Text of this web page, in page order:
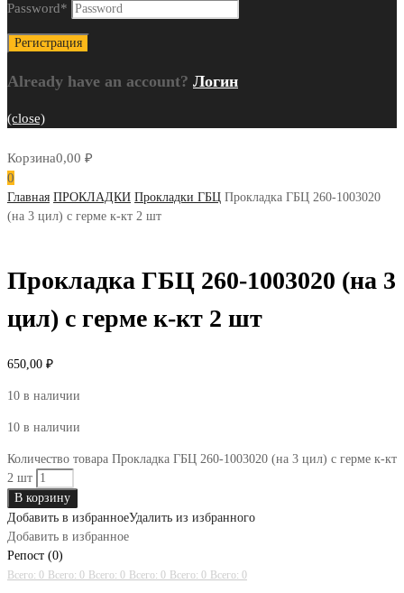
Password*
Already have an account? Логин
(close)
Корзина0,00 ₽
0
Главная ПРОКЛАДКИ Прокладки ГБЦ Прокладка ГБЦ 260-1003020
(на 3 цил) с герме к-кт 2 шт
Прокладка ГБЦ 260-1003020 (на 3
цил) с герме к-кт 2 шт
650,00 ₽
10 в наличии
10 в наличии
Количество товара Прокладка ГБЦ 260-1003020 (на 3 цил) с герме к-кт
2 шт
В корзину
Добавить в избранноеУдалить из избранного
Добавить в избранное
Репост (0)
Всего: 0 Всего: 0 Всего: 0 Всего: 0 Всего: 0 Всего: 0